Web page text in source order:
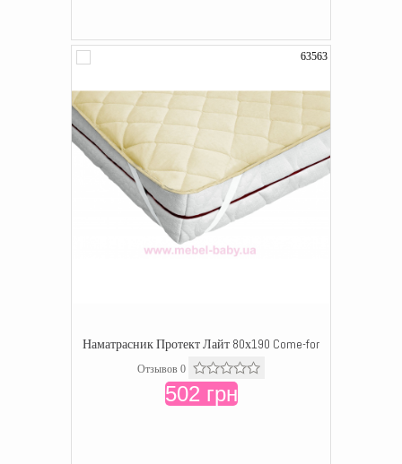
63563
Наматрасник Протект Лайт 80х190 Come-for
Отзывов 0
502 грн